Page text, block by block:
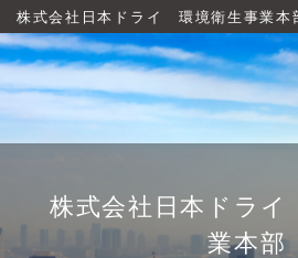
株式会社日本ドライ 環境衛生事業本
株式会社日本ドラ
業本部